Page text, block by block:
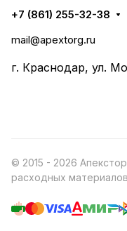
+7 (861) 255-32-38
mail@apextorg.ru
г. Краснодар, ул.
© 2015 - 2026
расходных материалов